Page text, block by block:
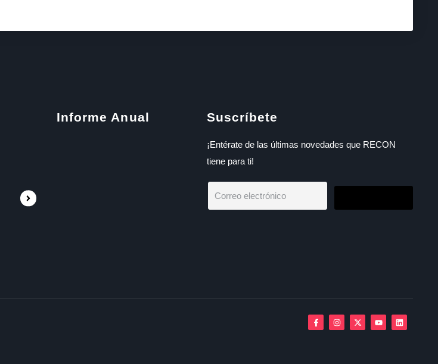
Informe Anual Suscríbete
¡Entérate de las últimas novedades que RECON
tiene para ti!